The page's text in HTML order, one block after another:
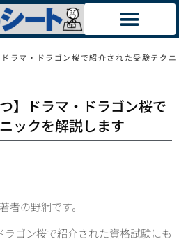
ドラマ・ドラゴン桜で紹介された受験テクニ
】ドラマ・ドラゴン桜で
ックを解説します
者の野網です。
ラゴン桜で紹介された資格試験にも